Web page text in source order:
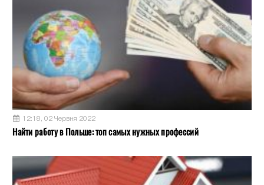
12:18, 02 Червня 2022
Найти работу в Польше: топ самых нужных профессий